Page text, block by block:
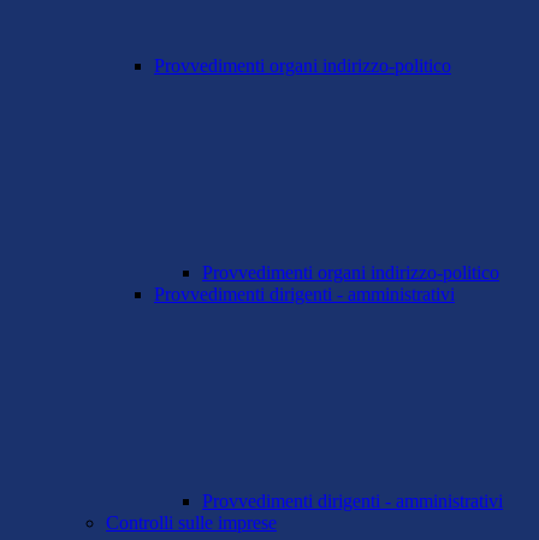
Provvedimenti organi indirizzo-politico
Provvedimenti organi indirizzo-politico
Provvedimenti dirigenti - amministrativi
Provvedimenti dirigenti - amministrativi
Controlli sulle imprese